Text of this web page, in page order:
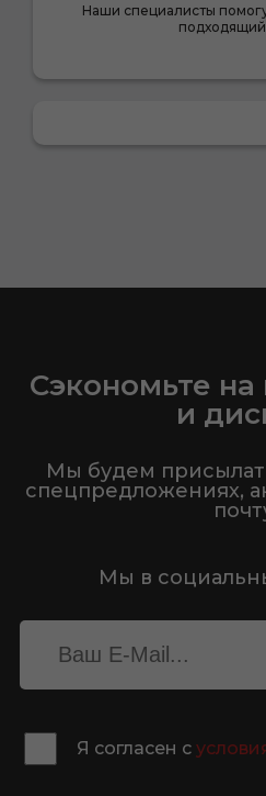
Наши специалисты
подходящий
Сэкономьте
и
Мы будем
спецпредложениях,
Мы в
Я согласен с